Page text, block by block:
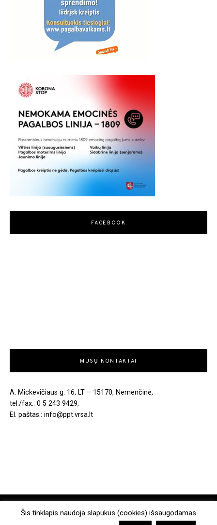
FACEBOOK
MŪSŲ KONTAKTAI
A. Mickevičiaus g. 16, LT – 15170, Nemenčinė,
tel./fax.: 0 5 243 9429,
El. paštas.: info@ppt.vrsa.lt
Šis tinklapis naudoja slapukus (cookies) išsaugodamas